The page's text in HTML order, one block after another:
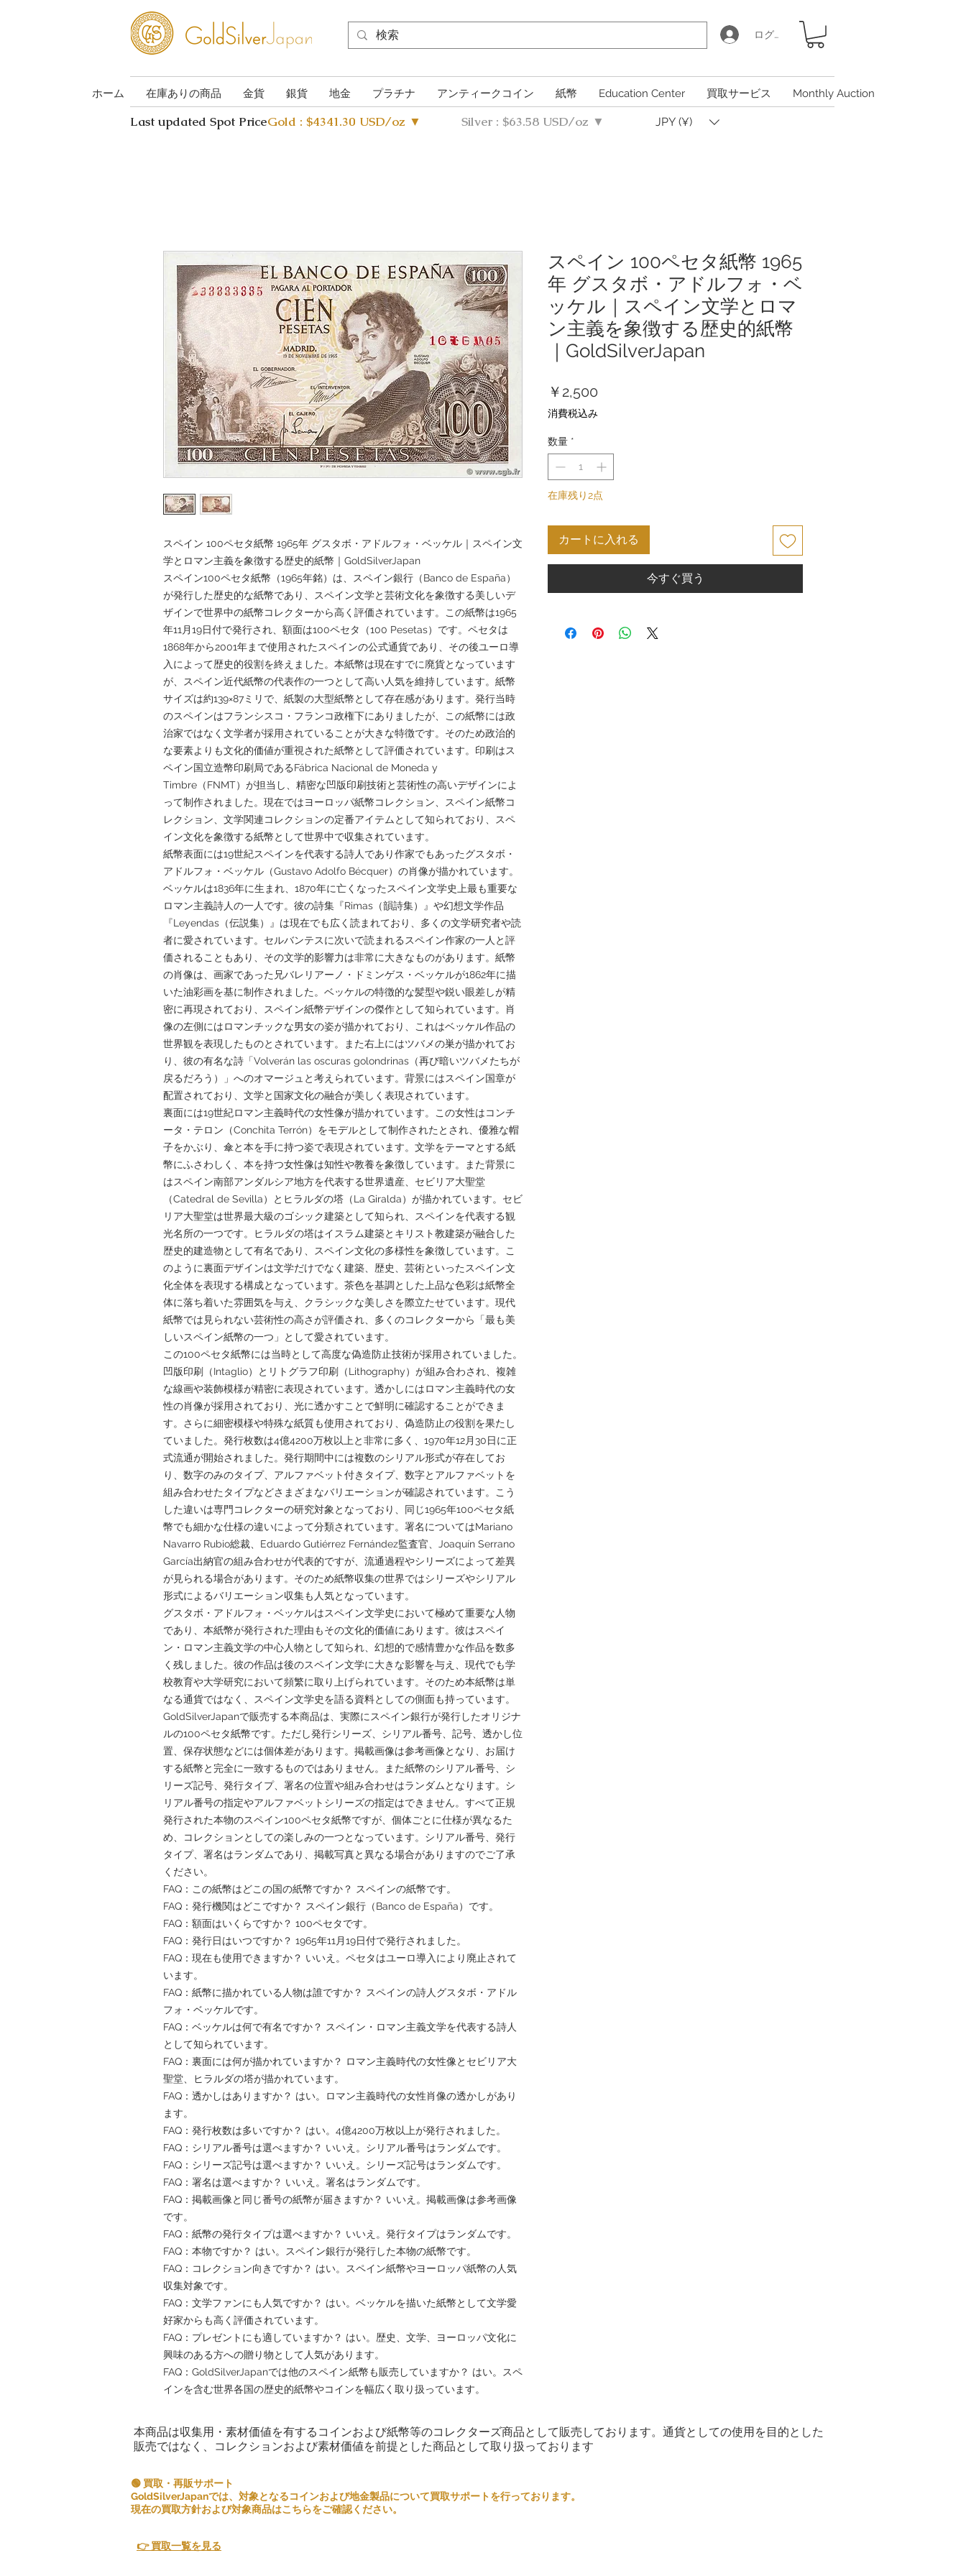
ログイン
ホーム 在庫ありの商品 金貨 銀貨 地金 プラチナ アンティークコイン 紙幣 Education Center 買取サービス Monthly Auction
Last updated Spot PriceGold : $4341.30 USD/oz ▼ Silver : $63.58 USD/oz ▼ JPY (¥)
スペイン 100ペセタ紙幣 1965年 グスタボ・アドルフォ・ベッケル｜スペイン文
学とロマン主義を象徴する歴史的紙幣｜GoldSilverJapan
スペイン100ペセタ紙幣（1965年銘）は、スペイン銀行（Banco de España）
が発行した歴史的な紙幣であり、スペイン文学と芸術文化を象徴する美しいデ
ザインで世界中の紙幣コレクターから高く評価されています。この紙幣は1965
年11月19日付で発行され、額面は100ペセタ（100 Pesetas）です。ペセタは
1868年から2001年まで使用されたスペインの公式通貨であり、その後ユーロ導
入によって歴史的役割を終えました。本紙幣は現在すでに廃貨となっています
が、スペイン近代紙幣の代表作の一つとして高い人気を維持しています。紙幣
サイズは約139×87ミリで、紙製の大型紙幣として存在感があります。発行当時
のスペインはフランシスコ・フランコ政権下にありましたが、この紙幣には政
治家ではなく文学者が採用されていることが大きな特徴です。そのため政治的
な要素よりも文化的価値が重視された紙幣として評価されています。印刷はス
ペイン国立造幣印刷局であるFábrica Nacional de Moneda y
Timbre（FNMT）が担当し、精密な凹版印刷技術と芸術性の高いデザインによ
って制作されました。現在ではヨーロッパ紙幣コレクション、スペイン紙幣コ
レクション、文学関連コレクションの定番アイテムとして知られており、スペ
イン文化を象徴する紙幣として世界中で収集されています。
紙幣表面には19世紀スペインを代表する詩人であり作家でもあったグスタボ・
アドルフォ・ベッケル（Gustavo Adolfo Bécquer）の肖像が描かれています。
ベッケルは1836年に生まれ、1870年に亡くなったスペイン文学史上最も重要な
ロマン主義詩人の一人です。彼の詩集『Rimas（韻詩集）』や幻想文学作品
『Leyendas（伝説集）』は現在でも広く読まれており、多くの文学研究者や読
者に愛されています。セルバンテスに次いで読まれるスペイン作家の一人と評
価されることもあり、その文学的影響力は非常に大きなものがあります。紙幣
の肖像は、画家であった兄バレリアーノ・ドミンゲス・ベッケルが1862年に描
いた油彩画を基に制作されました。ベッケルの特徴的な髪型や鋭い眼差しが精
密に再現されており、スペイン紙幣デザインの傑作として知られています。肖
像の左側にはロマンチックな男女の姿が描かれており、これはベッケル作品の
世界観を表現したものとされています。また右上にはツバメの巣が描かれてお
り、彼の有名な詩「Volverán las oscuras golondrinas（再び暗いツバメたちが
戻るだろう）」へのオマージュと考えられています。背景にはスペイン国章が
配置されており、文学と国家文化の融合が美しく表現されています。
裏面には19世紀ロマン主義時代の女性像が描かれています。この女性はコンチ
ータ・テロン（Conchita Terrón）をモデルとして制作されたとされ、優雅な帽
子をかぶり、傘と本を手に持つ姿で表現されています。文学をテーマとする紙
幣にふさわしく、本を持つ女性像は知性や教養を象徴しています。また背景に
はスペイン南部アンダルシア地方を代表する世界遺産、セビリア大聖堂
（Catedral de Sevilla）とヒラルダの塔（La Giralda）が描かれています。セビ
リア大聖堂は世界最大級のゴシック建築として知られ、スペインを代表する観
光名所の一つです。ヒラルダの塔はイスラム建築とキリスト教建築が融合した
歴史的建造物として有名であり、スペイン文化の多様性を象徴しています。こ
のように裏面デザインは文学だけでなく建築、歴史、芸術といったスペイン文
化全体を表現する構成となっています。茶色を基調とした上品な色彩は紙幣全
体に落ち着いた雰囲気を与え、クラシックな美しさを際立たせています。現代
紙幣では見られない芸術性の高さが評価され、多くのコレクターから「最も美
しいスペイン紙幣の一つ」として愛されています。
この100ペセタ紙幣には当時として高度な偽造防止技術が採用されていました。
凹版印刷（Intaglio）とリトグラフ印刷（Lithography）が組み合わされ、複雑
な線画や装飾模様が精密に表現されています。透かしにはロマン主義時代の女
性の肖像が採用されており、光に透かすことで鮮明に確認することができま
す。さらに細密模様や特殊な紙質も使用されており、偽造防止の役割を果たし
ていました。発行枚数は4億4200万枚以上と非常に多く、1970年12月30日に正
式流通が開始されました。発行期間中には複数のシリアル形式が存在してお
り、数字のみのタイプ、アルファベット付きタイプ、数字とアルファベットを
組み合わせたタイプなどさまざまなバリエーションが確認されています。こう
した違いは専門コレクターの研究対象となっており、同じ1965年100ペセタ紙
幣でも細かな仕様の違いによって分類されています。署名についてはMariano
Navarro Rubio総裁、Eduardo Gutiérrez Fernández監査官、Joaquín Serrano
García出納官の組み合わせが代表的ですが、流通過程やシリーズによって差異
が見られる場合があります。そのため紙幣収集の世界ではシリーズやシリアル
形式によるバリエーション収集も人気となっています。
グスタボ・アドルフォ・ベッケルはスペイン文学史において極めて重要な人物
であり、本紙幣が発行された理由もその文化的価値にあります。彼はスペイ
ン・ロマン主義文学の中心人物として知られ、幻想的で感情豊かな作品を数多
く残しました。彼の作品は後のスペイン文学に大きな影響を与え、現代でも学
校教育や大学研究において頻繁に取り上げられています。そのため本紙幣は単
なる通貨ではなく、スペイン文学史を語る資料としての側面も持っています。
GoldSilverJapanで販売する本商品は、実際にスペイン銀行が発行したオリジナ
ルの100ペセタ紙幣です。ただし発行シリーズ、シリアル番号、記号、透かし位
置、保存状態などには個体差があります。掲載画像は参考画像となり、お届け
する紙幣と完全に一致するものではありません。また紙幣のシリアル番号、シ
リーズ記号、発行タイプ、署名の位置や組み合わせはランダムとなります。シ
リアル番号の指定やアルファベットシリーズの指定はできません。すべて正規
発行された本物のスペイン100ペセタ紙幣ですが、個体ごとに仕様が異なるた
め、コレクションとしての楽しみの一つとなっています。シリアル番号、発行
タイプ、署名はランダムであり、掲載写真と異なる場合がありますのでご了承
ください。
FAQ：この紙幣はどこの国の紙幣ですか？ スペインの紙幣です。
FAQ：発行機関はどこですか？ スペイン銀行（Banco de España）です。
FAQ：額面はいくらですか？ 100ペセタです。
FAQ：発行日はいつですか？ 1965年11月19日付で発行されました。
FAQ：現在も使用できますか？ いいえ。ペセタはユーロ導入により廃止されて
います。
FAQ：紙幣に描かれている人物は誰ですか？ スペインの詩人グスタボ・アドル
フォ・ベッケルです。
FAQ：ベッケルは何で有名ですか？ スペイン・ロマン主義文学を代表する詩人
として知られています。
FAQ：裏面には何が描かれていますか？ ロマン主義時代の女性像とセビリア大
聖堂、ヒラルダの塔が描かれています。
FAQ：透かしはありますか？ はい。ロマン主義時代の女性肖像の透かしがあり
ます。
FAQ：発行枚数は多いですか？ はい。4億4200万枚以上が発行されました。
FAQ：シリアル番号は選べますか？ いいえ。シリアル番号はランダムです。
FAQ：シリーズ記号は選べますか？ いいえ。シリーズ記号はランダムです。
FAQ：署名は選べますか？ いいえ。署名はランダムです。
FAQ：掲載画像と同じ番号の紙幣が届きますか？ いいえ。掲載画像は参考画像
です。
FAQ：紙幣の発行タイプは選べますか？ いいえ。発行タイプはランダムです。
FAQ：本物ですか？ はい。スペイン銀行が発行した本物の紙幣です。
FAQ：コレクション向きですか？ はい。スペイン紙幣やヨーロッパ紙幣の人気
収集対象です。
FAQ：文学ファンにも人気ですか？ はい。ベッケルを描いた紙幣として文学愛
好家からも高く評価されています。
FAQ：プレゼントにも適していますか？ はい。歴史、文学、ヨーロッパ文化に
興味のある方への贈り物として人気があります。
FAQ：GoldSilverJapanでは他のスペイン紙幣も販売していますか？ はい。スペ
インを含む世界各国の歴史的紙幣やコインを幅広く取り扱っています。
スペイン 100ペセタ紙幣 1965
年 グスタボ・アドルフォ・ベ
ッケル｜スペイン文学とロマ
ン主義を象徴する歴史的紙幣
｜GoldSilverJapan
￥2,500
消費税込み
数量 *
在庫残り2点
カートに入れる
今すぐ買う
本商品は収集用・素材価値を有するコインおよび紙幣等のコレクターズ商品として販売しております。通貨としての使用を目的とした
販売ではなく、コレクションおよび素材価値を前提とした商品として取り扱っております
🟢 買取・再販サポート
GoldSilverJapanでは、対象となるコインおよび地金製品について買取サポートを行っております。
現在の買取方針および対象商品はこちらをご確認ください。
👉 買取一覧を見る